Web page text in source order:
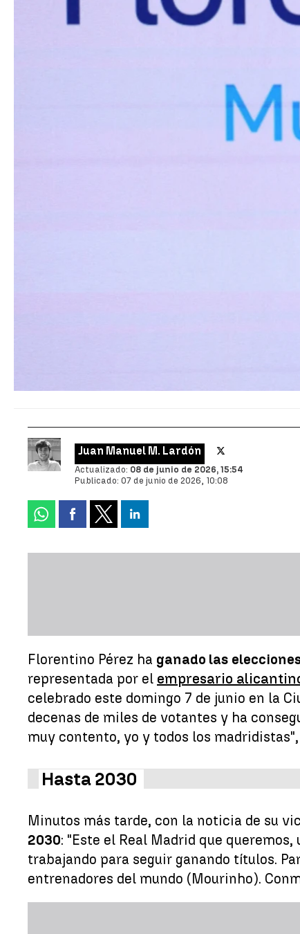
Juan Manuel M. Lardón
Actualizado: 08 de junio de 2026, 15:54
Publicado:07 de junio de 2026, 10:08
Florentino Pérez ha ganado las
representada por el empresario
celebrado este domingo 7 de junio en la
decenas de miles de votantes y ha
muy contento, yo y todos los
Hasta 2030
Minutos más tarde, con la noticia de su
2030: "Este el Real Madrid que
trabajando para seguir ganando títulos.
entrenadores del mundo (Mourinho).